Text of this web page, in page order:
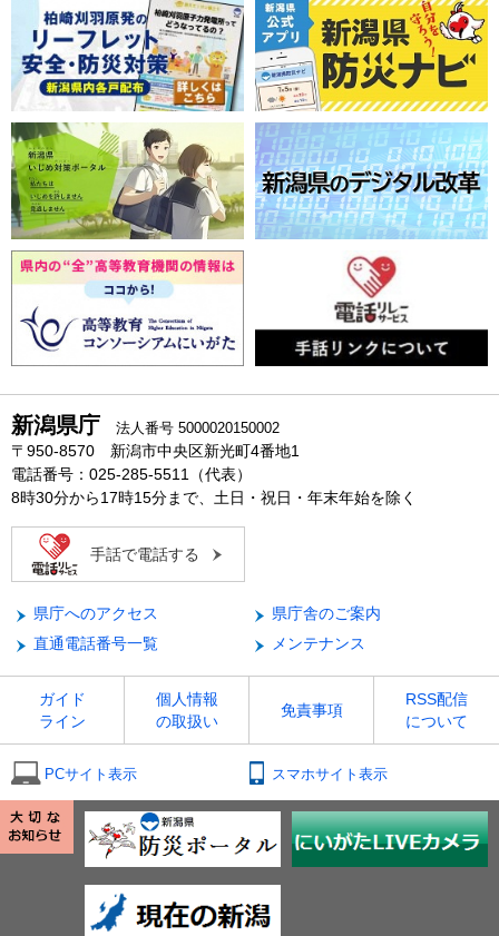
新潟県庁 法人番号 5000020150002
〒950-8570 新潟市中央区新光町4番地1
電話番号：025-285-5511（代表）
8時30分から17時15分まで、土日・祝日・年末年始を除く
手話で電話する
県庁へのアクセス
県庁舎のご案内
直通電話番号一覧
メンテナンス
ガイド
ライン
個人情報
の取扱い
免責事項
RSS配信
について
PCサイト表示 スマホサイト表示